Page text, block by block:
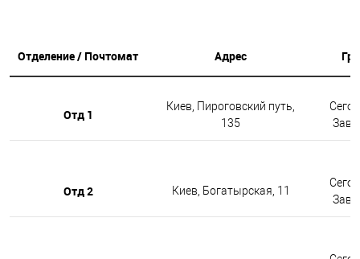
Отделение / Почтомат Адрес
Отд 1
Киев, Пироговский путь,
135
Отд 2 Киев, Богатырская, 11